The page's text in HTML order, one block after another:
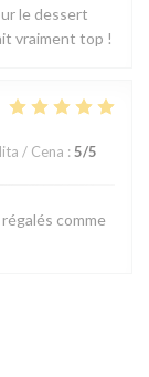
le dessert
vraiment top !
/ Cena : 5/5
comme